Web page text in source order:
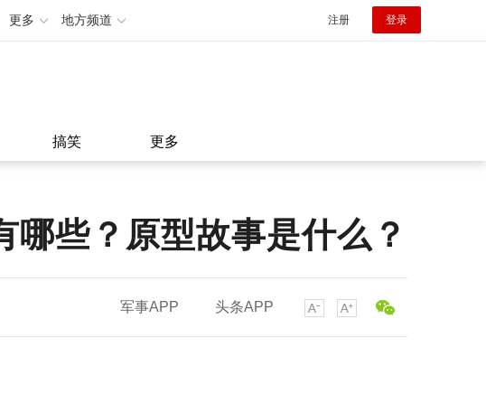
更多 地方频道 注册 登录
搞笑 更多
哪些？原型故事是什么？
军事APP 头条APP